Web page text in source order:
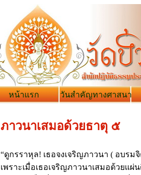
หน้าแรก วันสำคัญทางศาสนา
ภาวนาเสมอด้วยธาตุ ๕
“ดูกรราหุล! เธอจงเจริญภาวนา ( อบรม
เพราะเมื่อเธอเจริญภาวนาเสมอด้วยแผ่